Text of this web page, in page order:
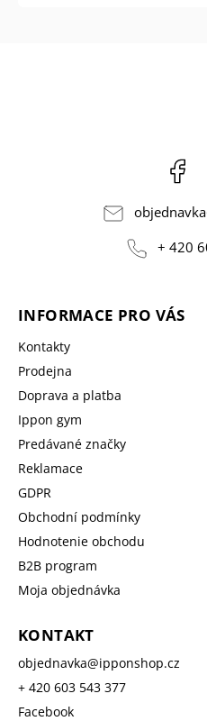
objednavka
+ 420
INFORMACE PRO VÁS
Kontakty
Prodejna
Doprava a platba
Ippon gym
Predávané značky
Reklamace
GDPR
Obchodní podmínky
Hodnotenie obchodu
B2B program
Moja objednávka
KONTAKT
objednavka@ipponshop.cz
+ 420 603 543 377
Facebook